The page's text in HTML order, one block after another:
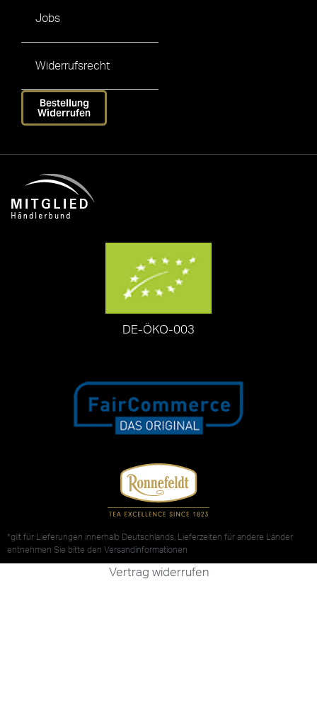
Jobs
Widerrufsrecht
Bestellung
Widerrufen
DE-ÖKO-003
*gilt für Lieferungen innerhalb Deutschlands, Lieferzeiten für andere Länder
entnehmen Sie bitte den Versandinformationen
Vertrag widerrufen